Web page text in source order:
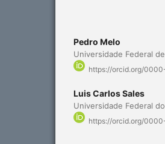
Pedro Melo
Universidade Federal
https://orcid.org/
Luis Carlos Sales
Universidade Federal
https://orcid.org/